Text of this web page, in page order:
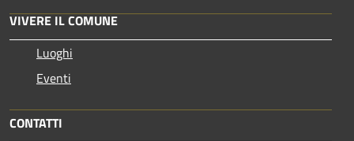
VIVERE IL COMUNE
Luoghi
Eventi
CONTATTI